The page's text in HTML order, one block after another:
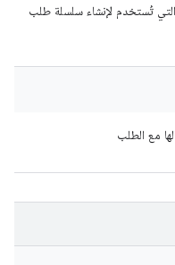
التي تُستخدم لإنشاء سلسلة طلب
مع الطلب